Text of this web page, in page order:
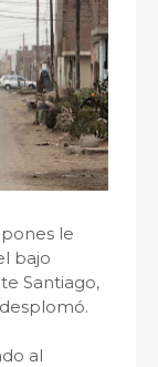
le
bajo
Santiago,
al